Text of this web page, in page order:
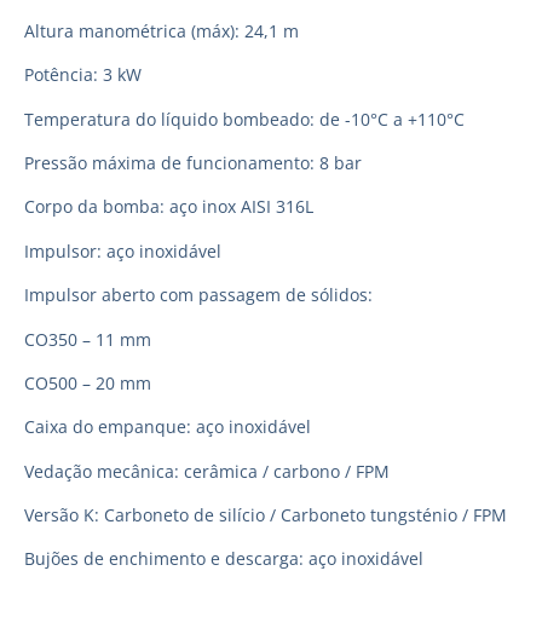
Altura manométrica (máx): 24,1 m
Potência: 3 kW
Temperatura do líquido bombeado: de -10°C a +110°C
Pressão máxima de funcionamento: 8 bar
Corpo da bomba: aço inox AISI 316L
Impulsor: aço inoxidável
Impulsor aberto com passagem de sólidos:
CO350 – 11 mm
CO500 – 20 mm
Caixa do empanque: aço inoxidável
Vedação mecânica: cerâmica / carbono / FPM
Versão K: Carboneto de silício / Carboneto tungsténio / FPM
Bujões de enchimento e descarga: aço inoxidável